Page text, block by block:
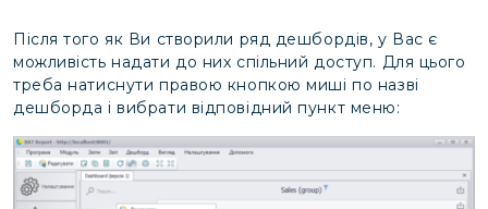
Після того як Ви створили ряд дешбордів, у Вас є
можливість надати до них спільний доступ. Для цього
треба натиснути правою кнопкою миші по назві
дешборда і вибрати відповідний пункт меню: